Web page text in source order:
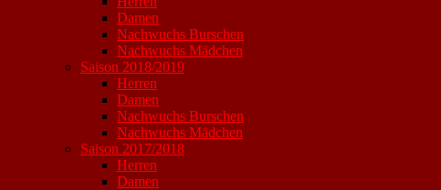
Damen
Nachwuchs Burschen
Nachwuchs Mädchen
Saison 2018/2019
Herren
Damen
Nachwuchs Burschen
Nachwuchs Mädchen
Saison 2017/2018
Herren
Damen